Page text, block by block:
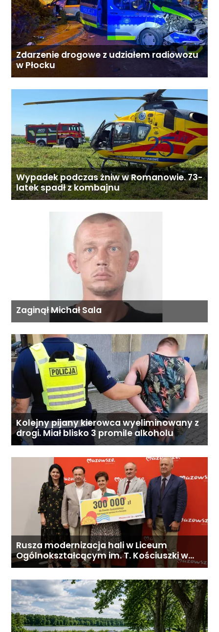
Zdarzenie drogowe z udziałem radiowozu
w Płocku
Wypadek podczas żniw w Romanowie. 73-
latek spadł z kombajnu
Zaginął Michał Sala
Kolejny pijany kierowca wyeliminowany z
drogi. Miał blisko 3 promile alkoholu
Rusza modernizacja hali w Liceum
Ogólnokształcącym im. T. Kościuszki w
Gostyninie